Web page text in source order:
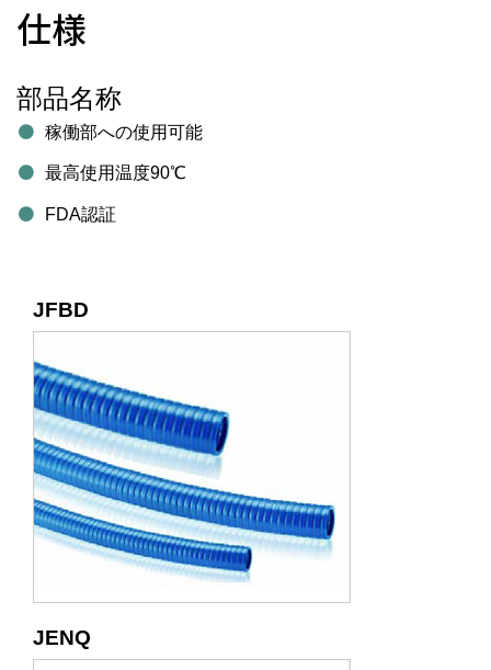
仕様
部品名称
稼働部への使用可能
最高使用温度90℃
FDA認証
JFBD
JENQ